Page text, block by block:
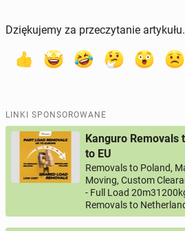
Dziękujemy za przeczytanie
LINKI SPONSOROWANE
Kanguro Removals
to EU
Removals to Poland,
Moving, Custom
- Full Load
Removals to